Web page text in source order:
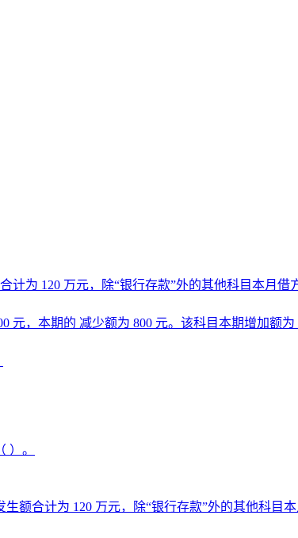
为 120 万元，除“银行存款”外的其他科目本月
元，本期的 减少额为 800 元。该科目本期增加额
）。
额合计为 120 万元，除“银行存款”外的其他科目